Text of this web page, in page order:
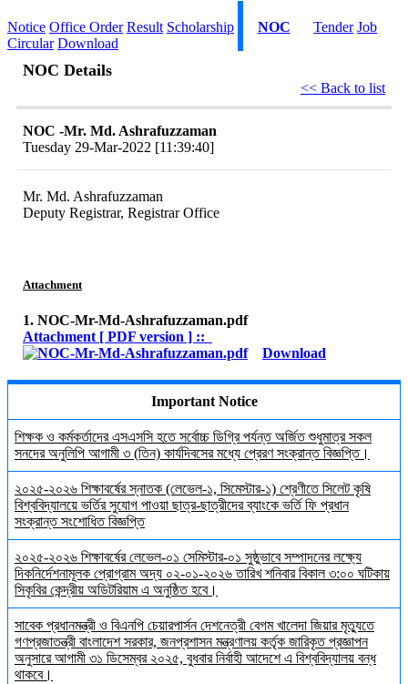
Notice Office Order Result Scholarship NOC Tender Job
Circular Download
NOC Details
<< Back to list
NOC -Mr. Md. Ashrafuzzaman
Tuesday 29-Mar-2022 [11:39:40]
Mr. Md. Ashrafuzzaman
Deputy Registrar, Registrar Office
Attachment
1. NOC-Mr-Md-Ashrafuzzaman.pdf
Attachment [ PDF version ] ::
Download
Important Notice
শিক্ষক ও কর্মকর্তাদের এসএসসি হতে সর্বোচ্চ ডিগ্রি পর্যন্ত অর্জিত শুধুমাত্র সকল
সনদের অনুলিপি আগামী ৩ (তিন) কার্যদিবসের মধ্যে প্রেরণ সংক্রান্ত বিজ্ঞপ্তি।
২০২৫-২০২৬ শিক্ষাবর্ষের স্নাতক (লেভেল-১, সিমেস্টার-১) শ্রেণীতে সিলেট কৃষি
বিশ্ববিদ্যালয়ে ভর্তির সুযোগ পাওয়া ছাত্র-ছাত্রীদের ব্যাংকে ভর্তি ফি প্রধান
সংক্রান্ত সংশোধিত বিজ্ঞপ্তি
২০২৫-২০২৬ শিক্ষাবর্ষের লেভেল-০১ সেমিস্টার-০১ সুষ্ঠুভাবে সম্পাদনের লক্ষ্যে
দিকনির্দেশনামূলক প্রোগ্রাম অদ্য ০২-০১-২০২৬ তারিখ শনিবার বিকাল ৩:০০ ঘটিকায়
সিকৃবির কেন্দ্রীয় অডিটরিয়াম এ অনুষ্ঠিত হবে।
সাবেক প্রধানমন্ত্রী ও বিএনপি চেয়ারপার্সন দেশনেত্রী বেগম খালেদা জিয়ার মৃত্যুতে
গণপ্রজাতন্ত্রী বাংলাদেশ সরকার, জনপ্রশাসন মন্ত্রণালয় কর্তৃক জারিকৃত প্রজ্ঞাপন
অনুসারে আগামী ৩১ ডিসেম্বর ২০২৫, বুধবার নির্বাহী আদেশে এ বিশ্ববিদ্যালয় বন্ধ
থাকবে।